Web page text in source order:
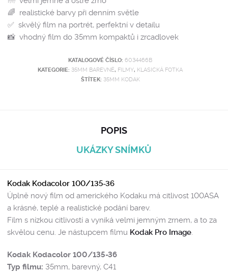
🌈 realistické barvy při denním světle
✅ skvělý film na portrét, perfektní v detailu
📸 vhodný film do 35mm kompaktů i zrcadlovek
KATALOGOVÉ ČÍSLO: 6034466B
KATEGORIE: 35MM BAREVNÉ, FILMY, KLASICKÁ FOTKA
ŠTÍTEK: 35MM KODAK
POPIS
UKÁZKY SNÍMKŮ
Kodak Kodacolor 100/135-36
Úplně nový film od amerického Kodaku má citlivost 100ASA
a krásné, teplé a realistické podání barev.
Film s nízkou citlivostí a vyniká velmi jemným zrnem, a to za
skvělou cenu. Je nástupcem filmu Kodak Pro Image.
Kodak Kodacolor 100/135-36
Typ filmu: 35mm, barevný, C41